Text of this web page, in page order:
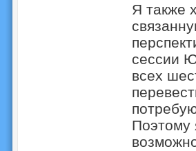
Я также
сессии
всех
Поэтому